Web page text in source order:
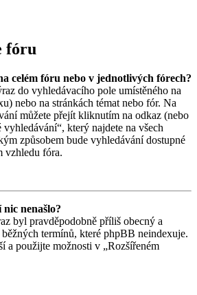
fóru
celém fóru nebo v jednotlivých fórech?
do vyhledávacího pole umístěného na
nebo na stránkách témat nebo fór. Na
můžete přejít kliknutím na odkaz (nebo
který najdete na všech
způsobem bude vyhledávání dostupné
vzhledu fóra.
nenašlo?
byl pravděpodobně příliš obecný a
termínů, které phpBB neindexuje.
a použijte možnosti v „Rozšířeném